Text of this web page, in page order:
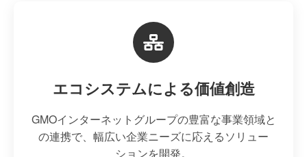
エコシステムによる価値創造
GMOインターネットグループの豊富な事業領域と
の連携で、幅広い企業ニーズに応えるソリュー
ションを開発。